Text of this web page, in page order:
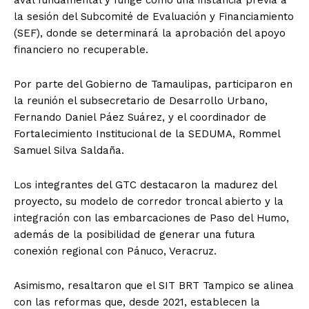
la sesión del Subcomité de Evaluación y Financiamiento
(SEF), donde se determinará la aprobación del apoyo
financiero no recuperable.
Por parte del Gobierno de Tamaulipas, participaron en
la reunión el subsecretario de Desarrollo Urbano,
Fernando Daniel Páez Suárez, y el coordinador de
Fortalecimiento Institucional de la SEDUMA, Rommel
Samuel Silva Saldaña.
Los integrantes del GTC destacaron la madurez del
proyecto, su modelo de corredor troncal abierto y la
integración con las embarcaciones de Paso del Humo,
además de la posibilidad de generar una futura
conexión regional con Pánuco, Veracruz.
Asimismo, resaltaron que el SIT BRT Tampico se alinea
con las reformas que, desde 2021, establecen la